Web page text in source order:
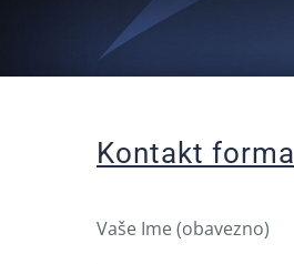
Kontakt forma
Vaše Ime (obavezno)